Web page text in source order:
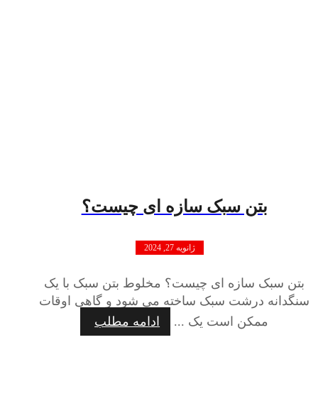
بتن سبک سازه ای چیست؟
ژانویه 27, 2024
بتن سبک سازه ای چیست؟ مخلوط بتن سبک با یک
سنگدانه درشت سبک ساخته می شود و گاهی اوقات
ممکن است یک ...
ادامه مطلب